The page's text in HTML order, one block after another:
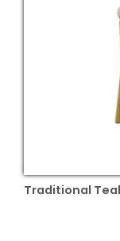
Traditional